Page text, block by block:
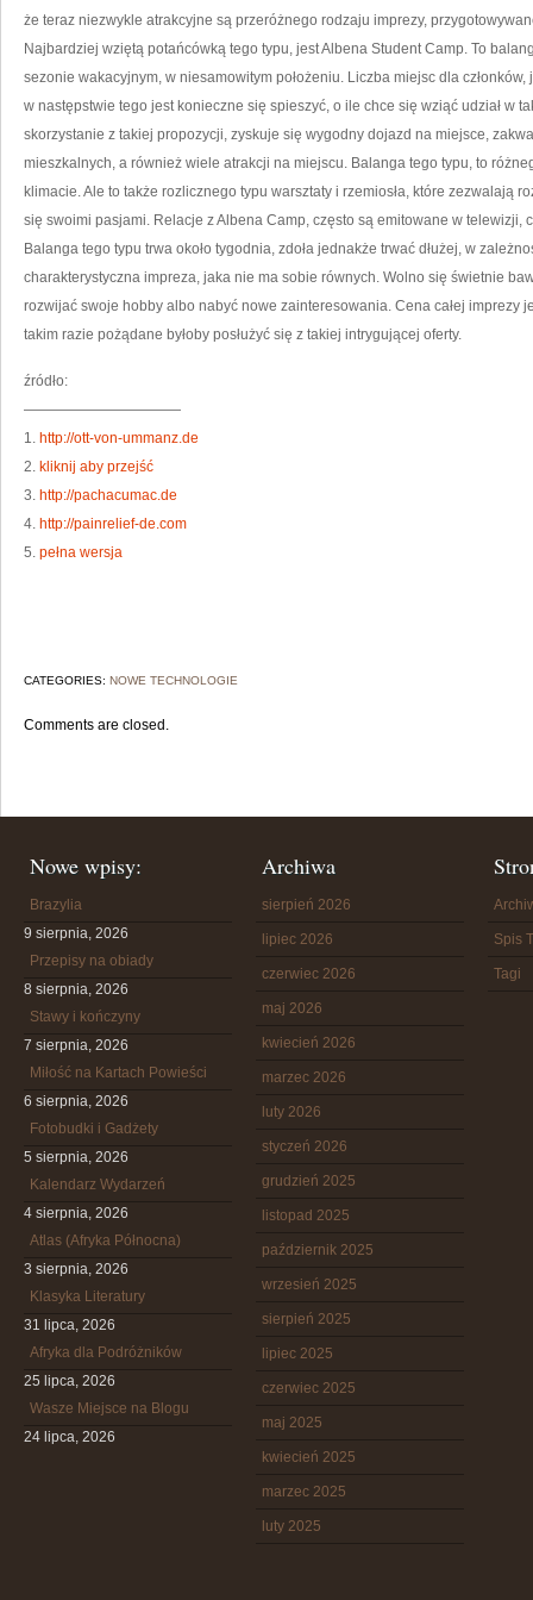
że teraz niezwykle atrakcyjne są przeróżnego rodzaju imprezy,
Najbardziej wziętą potańcówką tego typu, jest Albena Student Camp. To
sezonie wakacyjnym, w niesamowitym położeniu. Liczba miejsc dla
w następstwie tego jest konieczne się spieszyć, o ile chce się wziąć udział w
skorzystanie z takiej propozycji, zyskuje się wygodny dojazd na miejsce,
mieszkalnych, a również wiele atrakcji na miejscu. Balanga tego typu, to
klimacie. Ale to także rozlicznego typu warsztaty i rzemiosła, które zezwalają
się swoimi pasjami. Relacje z Albena Camp, często są emitowane w telewizji,
Balanga tego typu trwa około tygodnia, zdoła jednakże trwać dłużej, w
charakterystyczna impreza, jaka nie ma sobie równych. Wolno się świetnie
rozwijać swoje hobby albo nabyć nowe zainteresowania. Cena całej imprezy
takim razie pożądane byłoby posłużyć się z takiej intrygującej oferty.
źródło:
———————————
1. http://ott-von-ummanz.de
2. kliknij aby przejść
3. http://pachacumac.de
4. http://painrelief-de.com
5. pełna wersja
CATEGORIES: NOWE TECHNOLOGIE
Comments are closed.
Nowe wpisy:
Brazylia
9 sierpnia, 2026
Przepisy na obiady
8 sierpnia, 2026
Stawy i kończyny
7 sierpnia, 2026
Miłość na Kartach Powieści
6 sierpnia, 2026
Fotobudki i Gadżety
5 sierpnia, 2026
Kalendarz Wydarzeń
4 sierpnia, 2026
Atlas (Afryka Północna)
3 sierpnia, 2026
Klasyka Literatury
31 lipca, 2026
Afryka dla Podróżników
25 lipca, 2026
Wasze Miejsce na Blogu
24 lipca, 2026
Archiwa
sierpień 2026
lipiec 2026
czerwiec 2026
maj 2026
kwiecień 2026
marzec 2026
luty 2026
styczeń 2026
grudzień 2025
listopad 2025
październik 2025
wrzesień 2025
sierpień 2025
lipiec 2025
czerwiec 2025
maj 2025
kwiecień 2025
marzec 2025
luty 2025
Spis
Tagi